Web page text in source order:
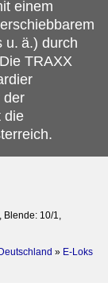
einem
u. ä.) durch
TRAXX
der
die
10/1,
» E-Loks